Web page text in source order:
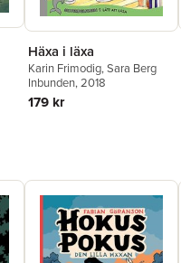
Häxa i läxa
Karin Frimodig,Sara Berg
Inbunden, 2018
179 kr